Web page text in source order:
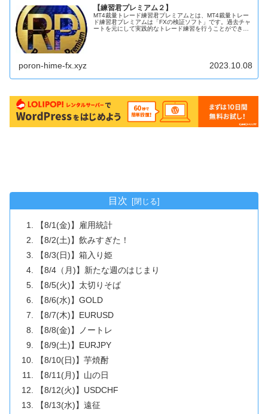
【練習君プレミアム２】
MT4裁量トレード練習君プレミアムとは、MT4裁量トレー
ド練習君プレミアムは「FXの検証ソフト」です。過去チャ
ートを元にして実践的なトレード練習を行うことができま
poron-hime-fx.xyz 2023.10.08
目次
【8/1(金)】雇用統計
【8/2(土)】飲みすぎた！
【8/3(日)】箱入り姫
【8/4（月)】新たな週のはじまり
【8/5(火)】太切りそば
【8/6(水)】GOLD
【8/7(木)】EURUSD
【8/8(金)】ノートレ
【8/9(土)】EURJPY
【8/10(日)】芋焼酎
【8/11(月)】山の日
【8/12(火)】USDCHF
【8/13(水)】遠征